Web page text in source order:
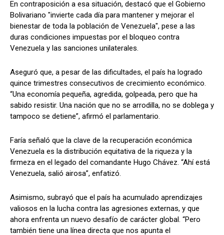
En contraposición a esa situación, destacó que el Gobierno
Bolivariano "invierte cada día para mantener y mejorar el
bienestar de toda la población de Venezuela", pese a las
duras condiciones impuestas por el bloqueo contra
Venezuela y las sanciones unilaterales.
Aseguró que, a pesar de las dificultades, el país ha logrado
quince trimestres consecutivos de crecimiento económico.
“Una economía pequeña, agredida, golpeada, pero que ha
sabido resistir. Una nación que no se arrodilla, no se doblega y
tampoco se detiene”, afirmó el parlamentario.
Faría señaló que la clave de la recuperación económica
Venezuela es la distribución equitativa de la riqueza y la
firmeza en el legado del comandante Hugo Chávez. “Ahí está
Venezuela, salió airosa”, enfatizó.
Asimismo, subrayó que el país ha acumulado aprendizajes
valiosos en la lucha contra las agresiones externas, y que
ahora enfrenta un nuevo desafío de carácter global. “Pero
también tiene una línea directa que nos apunta el